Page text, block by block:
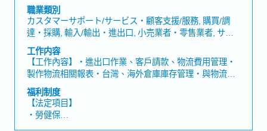
職業類別
カスタマーサポート/サービス・顧客支援/服務, 購買/調
達・採購, 輸入/輸出・進出口, 小売業者・零售業者, サプ
ライチェーン・供應鏈, 倉庫・倉庫, その他・其他(物流),
未経験・無經驗, セールスコーディネーター/事務/受付・
業務/內勤/窗口, 製品管理/ベンダー/購買/物流・產品管理/
供應商/採購/物流
工作内容
【工作內容】・進出口作業、客戶請款、物流費用管理・
製作物流相關報表・台灣、海外倉庫庫存管理・與物流業
者對應安排出貨事宜【公司魅力】・日本東證上市知名電
子零件製造商，規模大且在台歷史悠久・公司內部福利制
度與人事制度完善、提供教育培訓制度也完善，辦公室寬
敞整潔
福利制度
【法定項目】
・勞健保